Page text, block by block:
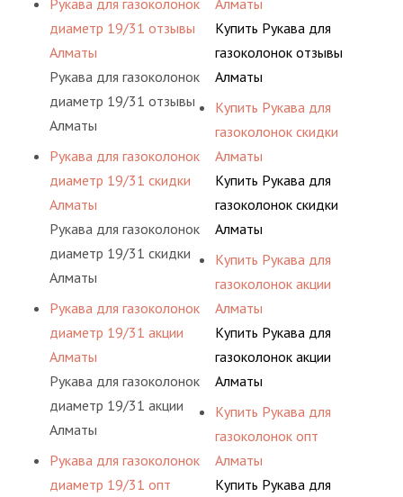
Рукава для газоколонок
диаметр 19/31 отзывы
Алматы
Рукава для газоколонок
диаметр 19/31 отзывы
Алматы
Рукава для газоколонок
диаметр 19/31 скидки
Алматы
Рукава для газоколонок
диаметр 19/31 скидки
Алматы
Рукава для газоколонок
диаметр 19/31 акции
Алматы
Рукава для газоколонок
диаметр 19/31 акции
Алматы
Рукава для газоколонок
диаметр 19/31 опт
Алматы
Купить Рукава для
газоколонок отзывы
Алматы
Купить Рукава для
газоколонок скидки
Алматы
Купить Рукава для
газоколонок скидки
Алматы
Купить Рукава для
газоколонок акции
Алматы
Купить Рукава для
газоколонок акции
Алматы
Купить Рукава для
газоколонок опт
Алматы
Купить Рукава для